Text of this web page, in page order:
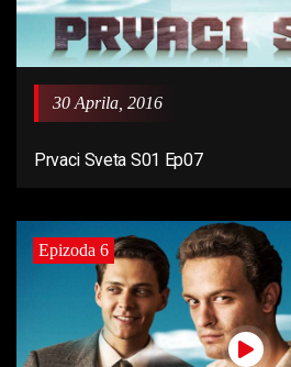
30 Aprila, 2016
Prvaci Sveta S01 Ep07
Epizoda 6